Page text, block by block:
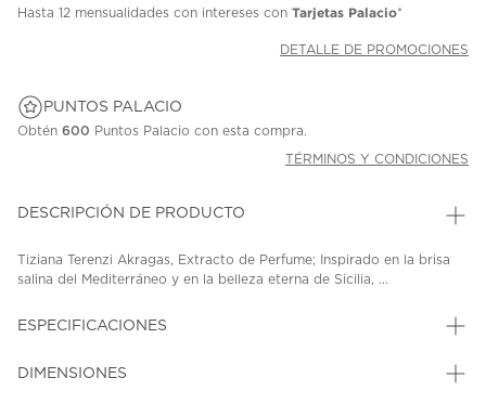
Hasta 12 mensualidades con intereses con Tarjetas Palacio*
DETALLE DE PROMOCIONES
PUNTOS PALACIO
Obtén 600 Puntos Palacio con esta compra.
TÉRMINOS Y CONDICIONES
DESCRIPCIÓN DE PRODUCTO
Tiziana Terenzi Akragas, Extracto de Perfume; Inspirado en la brisa
salina del Mediterráneo y en la belleza eterna de Sicilia, ...
ESPECIFICACIONES
DIMENSIONES